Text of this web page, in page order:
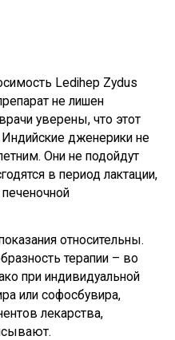
Ledihep Zydus
не лишен
уверены, что этот
Индийские дженерики не
Они не подойдут
в период лактации,
относительны.
терапии – во
при индивидуальной
или софосбувира,
лекарства,